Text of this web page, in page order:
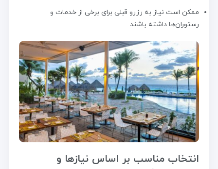
ممکن است نیاز به رزرو قبلی برای برخی از خدمات و
رستوران‌ها داشته باشند
انتخاب مناسب بر اساس نیازها و